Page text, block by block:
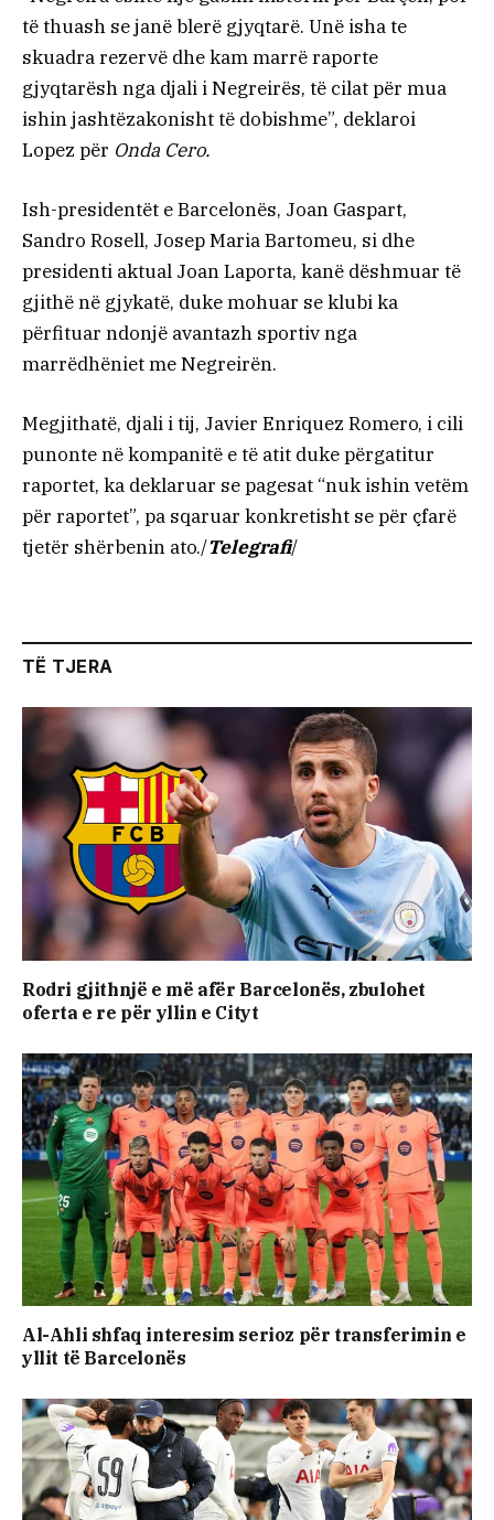
të thuash se janë blerë gjyqtarë. Unë isha te
skuadra rezervë dhe kam marrë raporte
gjyqtarësh nga djali i Negreirës, të cilat për mua
ishin jashtëzakonisht të dobishme”, deklaroi
Lopez për Onda Cero.
Ish-presidentët e Barcelonës, Joan Gaspart,
Sandro Rosell, Josep Maria Bartomeu, si dhe
presidenti aktual Joan Laporta, kanë dëshmuar të
gjithë në gjykatë, duke mohuar se klubi ka
përfituar ndonjë avantazh sportiv nga
marrëdhëniet me Negreirën.
Megjithatë, djali i tij, Javier Enriquez Romero, i cili
punonte në kompanitë e të atit duke përgatitur
raportet, ka deklaruar se pagesat “nuk ishin vetëm
për raportet”, pa sqaruar konkretisht se për çfarë
tjetër shërbenin ato./Telegrafi/
TË TJERA
Rodri gjithnjë e më afër Barcelonës, zbulohet
oferta e re për yllin e Cityt
Al-Ahli shfaq interesim serioz për transferimin e
yllit të Barcelonës